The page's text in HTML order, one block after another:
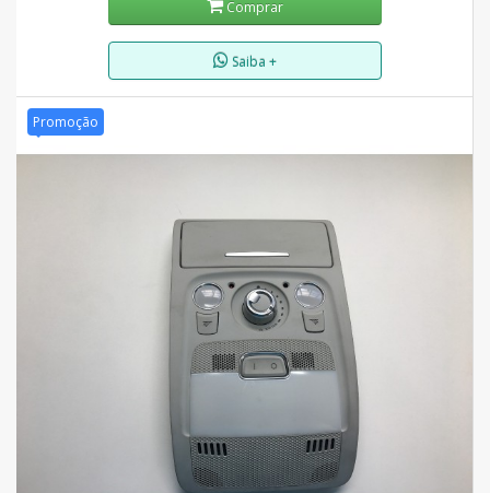
Comprar
Saiba +
Promoção